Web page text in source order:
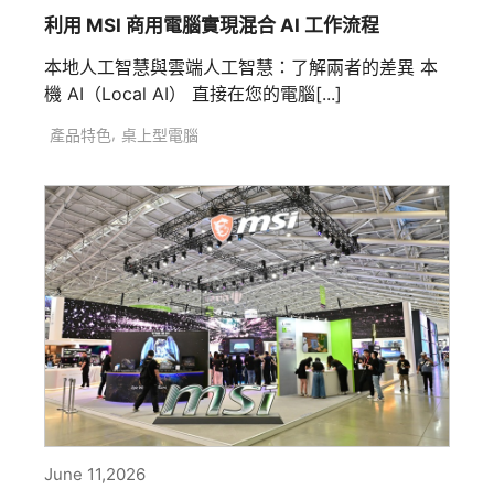
利用 MSI 商用電腦實現混合 AI 工作流程
本地人工智慧與雲端人工智慧：了解兩者的差異 本
機 AI（Local AI） 直接在您的電腦[...]
產品特色, 桌上型電腦
June 11,2026